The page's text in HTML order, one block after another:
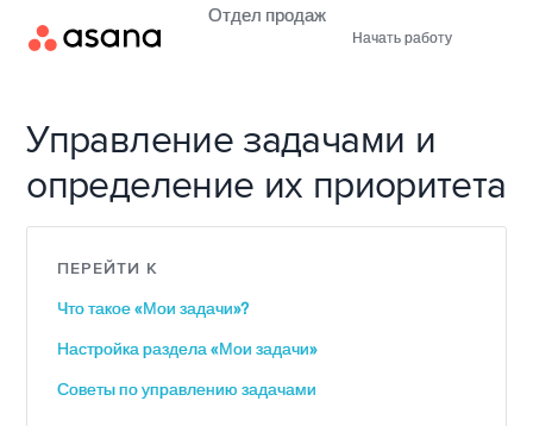
Начать работу
Отдел продаж
Управление задачами и
определение их приоритета
ПЕРЕЙТИ К
Что такое «Мои задачи»?
Настройка раздела «Мои задачи»
Советы по управлению задачами